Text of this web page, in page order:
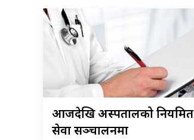
आजदेखि अस्पतालको नियमित
सेवा सञ्चालनमा